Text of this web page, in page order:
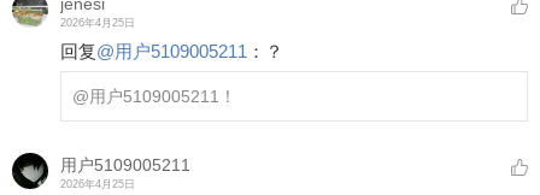
2026年4月25日
回复@用户5109005211 ： ？
@用户5109005211 ！
用户5109005211
2026年4月25日